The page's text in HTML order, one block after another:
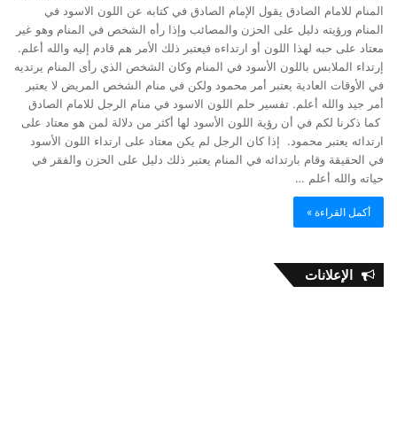
المنام للامام الصادق يقول الإمام الصادق في كتابه عن اللون الاسود في
المنام ورؤيته دليل على الحزن والمصائب وإذا رأه الشخص في المنام وهو غير
معتاد على حبه لهذا اللون أو ارتداءه فيعتبر ذلك الأمر هم قادم إليه والله أعلم.
إرتداء الملابس باللون الأسود في المنام وكان الشخص الذي رأى المنام يرتديه
في الأوقات العادية يعتبر أمر محمود ولكن في منام الشخص المريض لا يعتبر
أمر جيد والله أعلم. تفسير حلم اللون الاسود في منام الرجل للامام الصادق
كما ذكرنا لكم في أن رؤية اللون الأسود لها أكثر من دلالة لمن هو معتاد على
ارتدائه يعتبر محمود. إذا كان الرجل لم يكن معتاد على ارتداء اللون الأسود
في الحقيقة وقام بارتدائه في المنام يعتبر ذلك دليل على الحزن والفقر في
حياته والله أعلم …
أكمل القراءة »
الإعلانات